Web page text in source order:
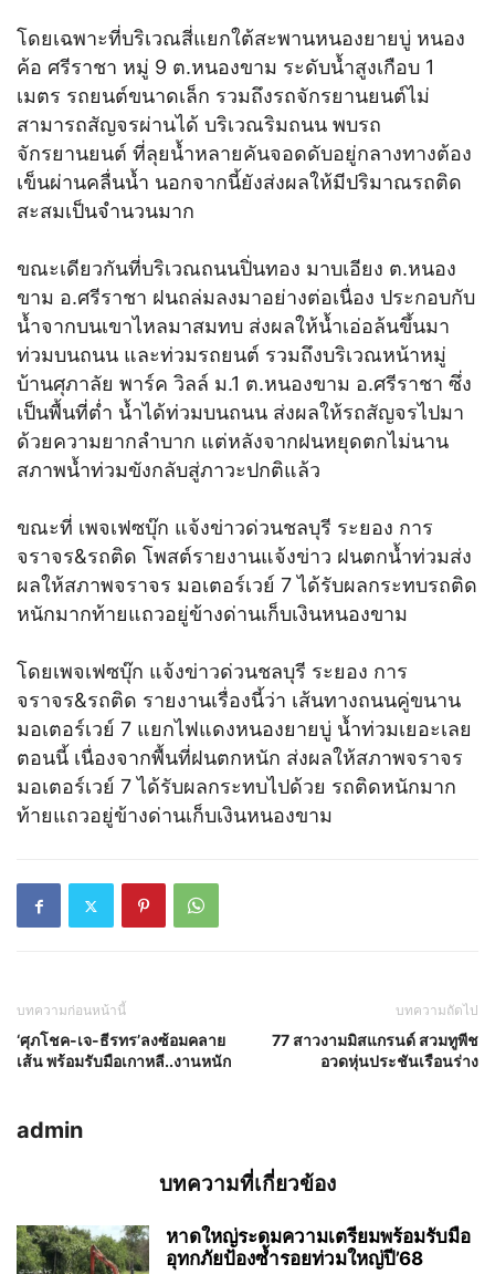
โดยเฉพาะที่บริเวณสี่แยกใต้สะพานหนองยายบู่ หนอง
ค้อ ศรีราชา หมู่ 9 ต.หนองขาม ระดับน้ำสูงเกือบ 1
เมตร รถยนต์ขนาดเล็ก รวมถึงรถจักรยานยนต์ไม่
สามารถสัญจรผ่านได้ บริเวณริมถนน พบรถ
จักรยานยนต์ ที่ลุยน้ำหลายคันจอดดับอยู่กลางทางต้อง
เข็นผ่านคลื่นน้ำ นอกจากนี้ยังส่งผลให้มีปริมาณรถติด
สะสมเป็นจำนวนมาก
ขณะเดียวกันที่บริเวณถนนปิ่นทอง มาบเอียง ต.หนอง
ขาม อ.ศรีราชา ฝนถล่มลงมาอย่างต่อเนื่อง ประกอบกับ
น้ำจากบนเขาไหลมาสมทบ ส่งผลให้น้ำเอ่อล้นขึ้นมา
ท่วมบนถนน และท่วมรถยนต์ รวมถึงบริเวณหน้าหมู่
บ้านศุภาลัย พาร์ค วิลล์ ม.1 ต.หนองขาม อ.ศรีราชา ซึ่ง
เป็นพื้นที่ต่ำ น้ำได้ท่วมบนถนน ส่งผลให้รถสัญจรไปมา
ด้วยความยากลำบาก แต่หลังจากฝนหยุดตกไม่นาน
สภาพน้ำท่วมขังกลับสู่ภาวะปกติแล้ว
ขณะที่ เพจเฟซบุ๊ก แจ้งข่าวด่วนชลบุรี ระยอง การ
จราจร&รถติด โพสต์รายงานแจ้งข่าว ฝนตกน้ำท่วมส่ง
ผลให้สภาพจราจร มอเตอร์เวย์ 7 ได้รับผลกระทบรถติด
หนักมากท้ายแถวอยู่ข้างด่านเก็บเงินหนองขาม
โดยเพจเฟซบุ๊ก แจ้งข่าวด่วนชลบุรี ระยอง การ
จราจร&รถติด รายงานเรื่องนี้ว่า เส้นทางถนนคู่ขนาน
มอเตอร์เวย์ 7 แยกไฟแดงหนองยายบู่ น้ำท่วมเยอะเลย
ตอนนี้ เนื่องจากพื้นที่ฝนตกหนัก ส่งผลให้สภาพจราจร
มอเตอร์เวย์ 7 ได้รับผลกระทบไปด้วย รถติดหนักมาก
ท้ายแถวอยู่ข้างด่านเก็บเงินหนองขาม
บทความก่อนหน้านี้
‘ศุภโชค-เจ-ธีรทร’ลงซ้อมคลาย
เส้น พร้อมรับมือเกาหลี..งานหนัก
บทความถัดไป
77 สาวงามมิสแกรนด์ สวมทูพีช
อวดหุ่นประชันเรือนร่าง
admin
บทความที่เกี่ยวข้อง
หาดใหญ่ระดมความเตรียมพร้อมรับมือ
อุทกภัยป้องซ้ำรอยท่วมใหญ่ปี’68